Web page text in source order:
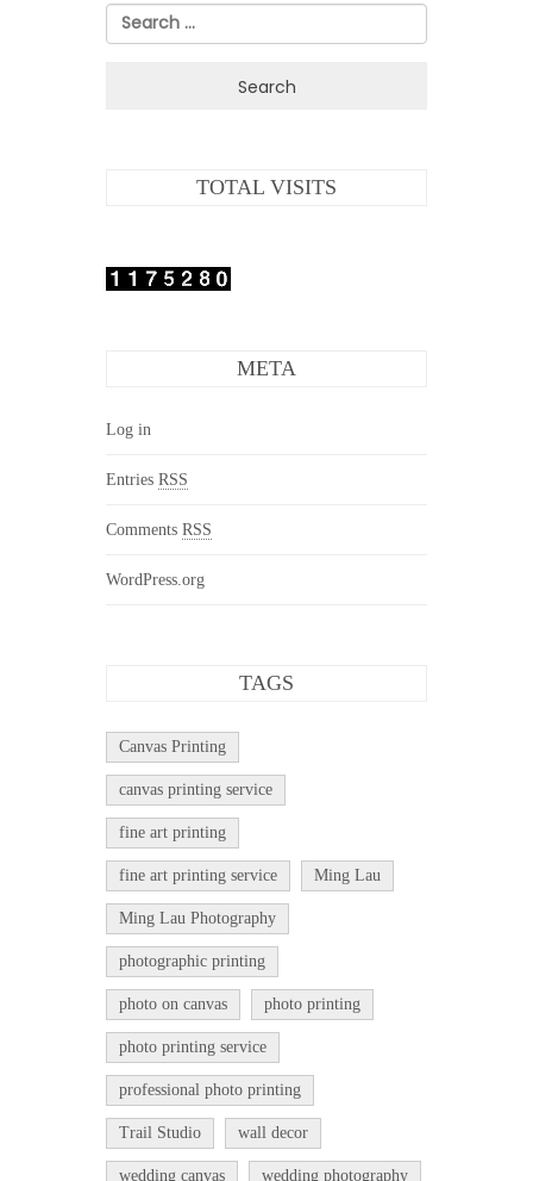
Search
for:
TOTAL VISITS
META
Log in
Entries RSS
Comments RSS
WordPress.org
TAGS
Canvas Printing
canvas printing service
fine art printing
fine art printing service Ming Lau
Ming Lau Photography
photographic printing
photo on canvas photo printing
photo printing service
professional photo printing
Trail Studio wall decor
wedding canvas wedding photography